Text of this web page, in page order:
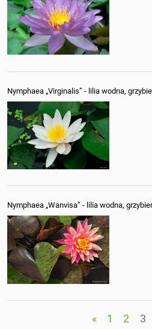
Nymphaea „Virginalis” - lilia wodna,
Nymphaea „Wanvisa” - lilia wodna,
« 1 2 3